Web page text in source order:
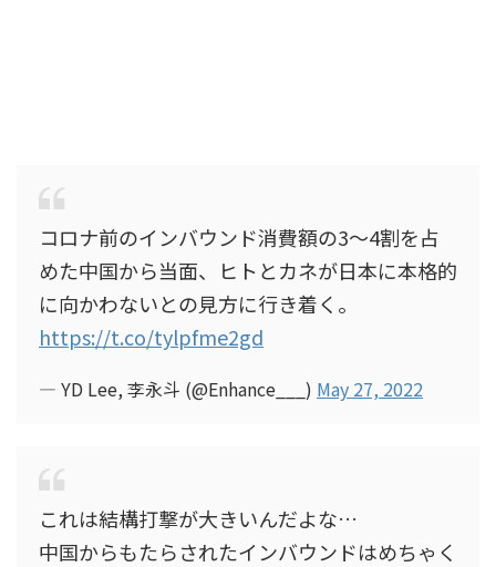
コロナ前のインバウンド消費額の3～4割を占
めた中国から当面、ヒトとカネが日本に本格的
に向かわないとの見方に行き着く。
https://t.co/tylpfme2gd
— YD Lee, 李永斗 (@Enhance___) May 27, 2022
これは結構打撃が大きいんだよな…
中国からもたらされたインバウンドはめちゃく